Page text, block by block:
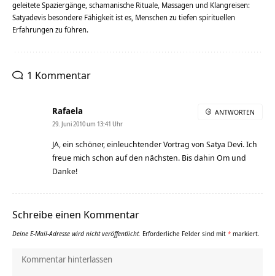
geleitete Spaziergänge, schamanische Rituale, Massagen und Klangreisen:
Satyadevis besondere Fähigkeit ist es, Menschen zu tiefen spirituellen
Erfahrungen zu führen.
1 Kommentar
Rafaela
29. Juni 2010 um 13:41 Uhr
JA, ein schöner, einleuchtender Vortrag von Satya Devi. Ich
freue mich schon auf den nächsten. Bis dahin Om und
Danke!
ANTWORTEN
Schreibe einen Kommentar
Deine E-Mail-Adresse wird nicht veröffentlicht. Erforderliche Felder sind mit * markiert.